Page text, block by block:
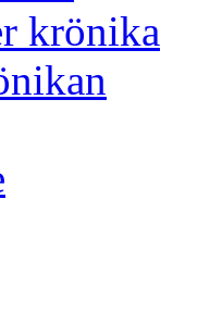
krönika